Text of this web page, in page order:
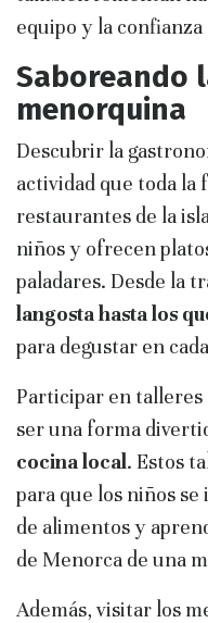
equipo y la confianza
Saboreando
menorquina
Descubrir la
actividad que toda
restaurantes de la
niños y ofrecen
paladares. Desde la
langosta hasta los
para degustar en
Participar en talleres
ser una forma
cocina local. Estos
para que los niños
de alimentos y
de Menorca de una
Además, visitar los